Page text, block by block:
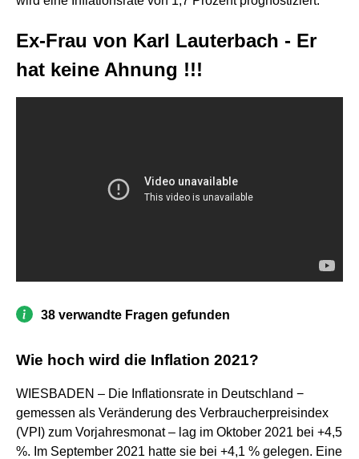
Ex-Frau von Karl Lauterbach - Er
hat keine Ahnung !!!
38 verwandte Fragen gefunden
Wie hoch wird die Inflation 2021?
WIESBADEN – Die Inflationsrate in Deutschland −
gemessen als Veränderung des Verbraucherpreisindex
(VPI) zum Vorjahresmonat – lag im Oktober 2021 bei +4,5
%. Im September 2021 hatte sie bei +4,1 % gelegen. Eine